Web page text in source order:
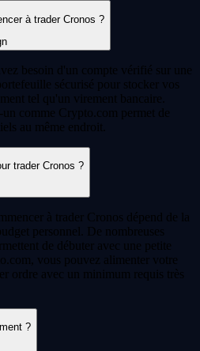
à trader Cronos ?
besoin d'un compte vérifié sur une
sécurisé pour stocker vos
tel qu'un virement bancaire.
comme Crypto.com permet de
au même endroit.
trader Cronos ?
à trader Cronos dépend de la
personnel. De nombreuses
de débuter avec une petite
vous pouvez alimenter votre
ordre avec un minimum requis très
?